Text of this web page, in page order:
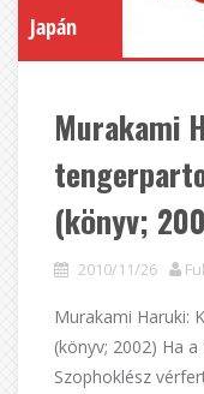
Japán
Murakami
(könyv;
2010/11/26
Murakami Haruki:
(könyv; 2002) Ha
Szophoklész